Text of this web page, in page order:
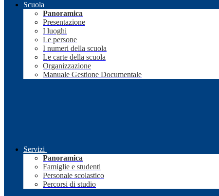
Scuola
Panoramica
Presentazione
I luoghi
Le persone
I numeri della scuola
Le carte della scuola
Organizzazione
Manuale Gestione Documentale
Servizi
Panoramica
Famiglie e studenti
Personale scolastico
Percorsi di studio